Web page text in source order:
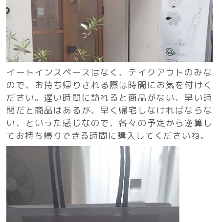
イートインスペースはなく、テイクアウトのみな
ので、お持ち帰りされる際は時間にお気を付けく
ださい。遅い時間に訪れると商品がない、早い時
間だと商品はあるが、早く帰宅しなければならな
い、といった感じなので、各々の予定から逆算し
てお持ち帰りできる時間に購入してくださいね。